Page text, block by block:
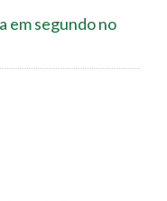
em segundo no